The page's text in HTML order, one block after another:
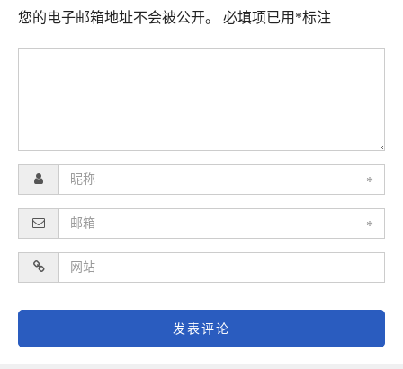
您的电子邮箱地址不会被公开。 必填项已用 *标注
*
*